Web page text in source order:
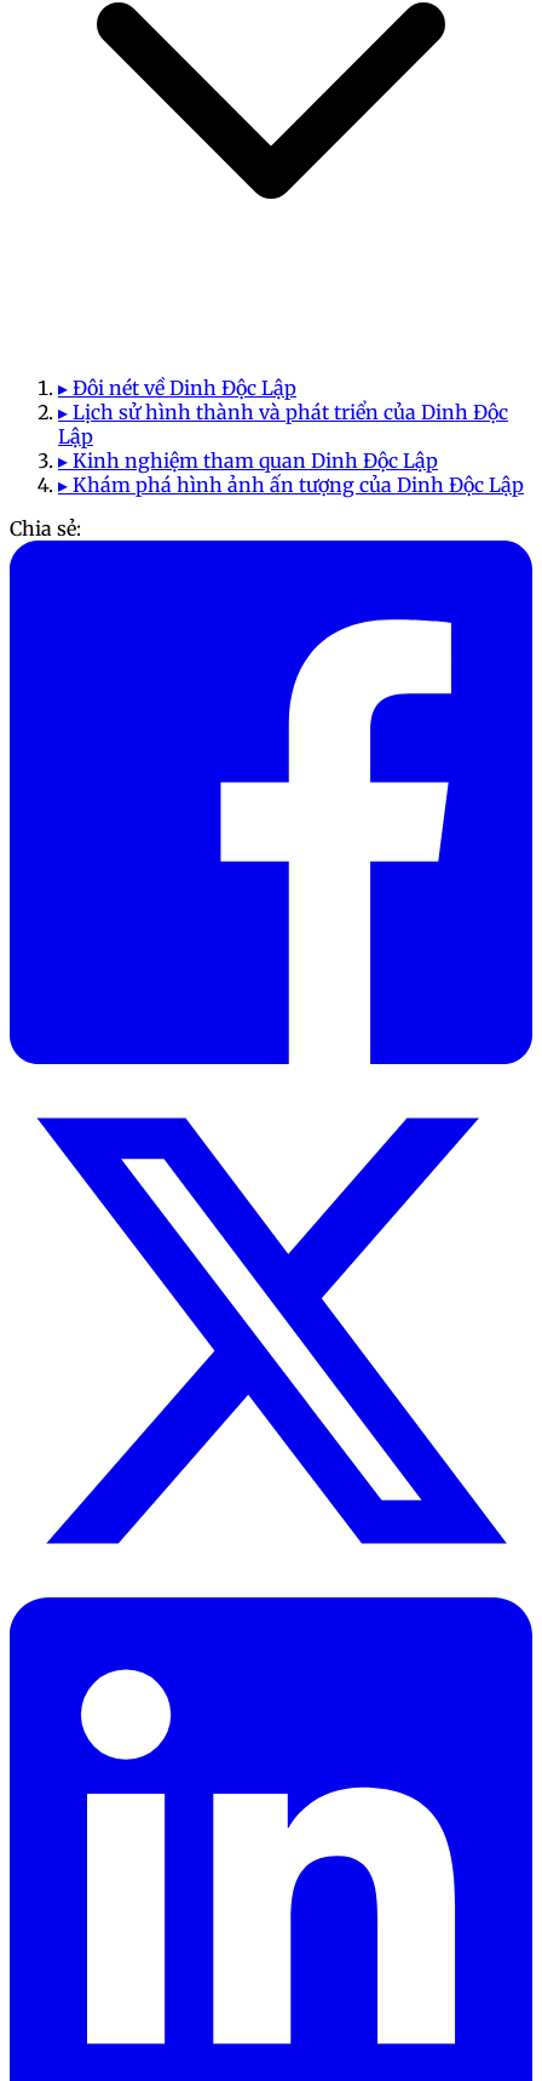
▸ Đôi nét về Dinh Độc Lập
▸ Lịch sử hình thành và phát triển của Dinh Độc
Lập
▸ Kinh nghiệm tham quan Dinh Độc Lập
▸ Khám phá hình ảnh ấn tượng của Dinh Độc Lập
Chia sẻ: